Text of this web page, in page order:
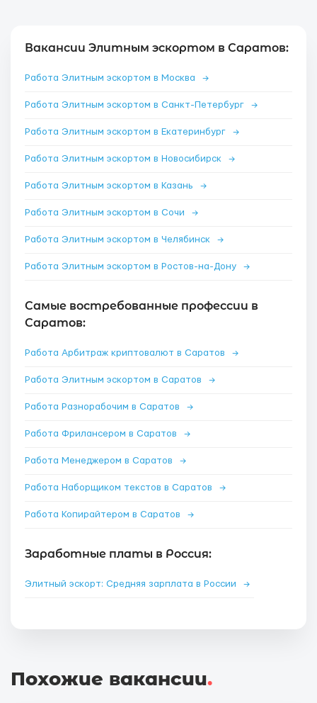
Вакансии Элитным эскортом в Саратов:
Работа Элитным эскортом в Москва →
Работа Элитным эскортом в Санкт-Петербург →
Работа Элитным эскортом в Екатеринбург →
Работа Элитным эскортом в Новосибирск →
Работа Элитным эскортом в Казань →
Работа Элитным эскортом в Сочи →
Работа Элитным эскортом в Челябинск →
Работа Элитным эскортом в Ростов-на-Дону →
Самые востребованные профессии в
Саратов:
Работа Арбитраж криптовалют в Саратов →
Работа Элитным эскортом в Саратов →
Работа Разнорабочим в Саратов →
Работа Фрилансером в Саратов →
Работа Менеджером в Саратов →
Работа Наборщиком текстов в Саратов →
Работа Копирайтером в Саратов →
Заработные платы в Россия:
Элитный эскорт: Средняя зарплата в России →
Похожие вакансии.